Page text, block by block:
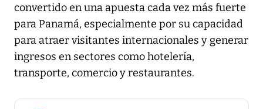
convertido en una apuesta cada vez más fuerte
para Panamá, especialmente por su capacidad
para atraer visitantes internacionales y generar
ingresos en sectores como hotelería,
transporte, comercio y restaurantes.